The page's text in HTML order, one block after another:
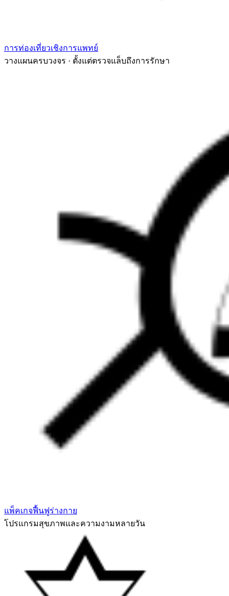
การท่องเที่ยวเชิงการแพทย์
วางแผนครบวงจร · ตั้งแต่ตรวจแล็บถึงการรักษา
แพ็คเกจฟื้นฟูร่างกาย
โปรแกรมสุขภาพและความงามหลายวัน